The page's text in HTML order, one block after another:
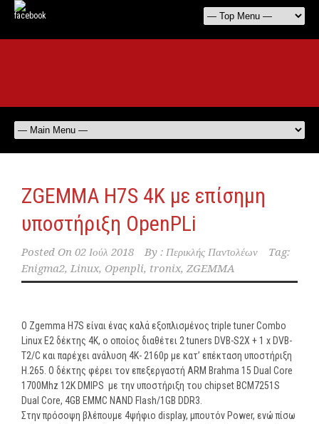
ZGEMMA H7S 4K με επίσημη
υποστήριξη OpenPLi
Posted On 02 Ιούλ 2018 By : Περικλής Παντολέων
Tag:
Enigma2, Linux, Openpli, tronix, ZGEMMA
Ο Zgemma H7S είναι ένας καλά εξοπλισμένος triple tuner Combo
Linux E2 δέκτης 4Κ, ο οποίος διαθέτει 2 tuners DVB-S2X + 1 x DVB-
T2/C και παρέχει ανάλυση 4K- 2160p με κατ’ επέκταση υποστήριξη
H.265. Ο δέκτης φέρει τον επεξεργαστή ARM Brahma 15 Dual Core
1700Mhz 12K DMIPS με την υποστήριξη του chipset BCM7251S
Dual Core, 4GB EMMC NAND Flash/1GB DDR3.
Στην πρόσοψη βλέπουμε 4ψήφιο display, μπουτόν Power, ενώ πίσω